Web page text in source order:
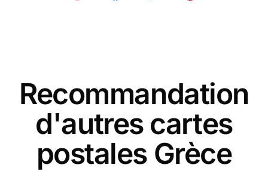
Recommandation
d'autres cartes
postales Grèce